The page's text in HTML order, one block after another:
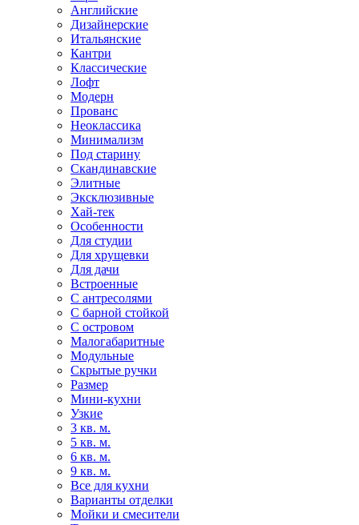
Английские
Дизайнерские
Итальянские
Кантри
Классические
Лофт
Модерн
Прованс
Неоклассика
Минимализм
Под старину
Скандинавские
Элитные
Эксклюзивные
Хай-тек
Особенности
Для студии
Для хрущевки
Для дачи
Встроенные
С антресолями
С барной стойкой
С островом
Малогабаритные
Модульные
Скрытые ручки
Размер
Мини-кухни
Узкие
3 кв. м.
5 кв. м.
6 кв. м.
9 кв. м.
Все для кухни
Варианты отделки
Мойки и смесители